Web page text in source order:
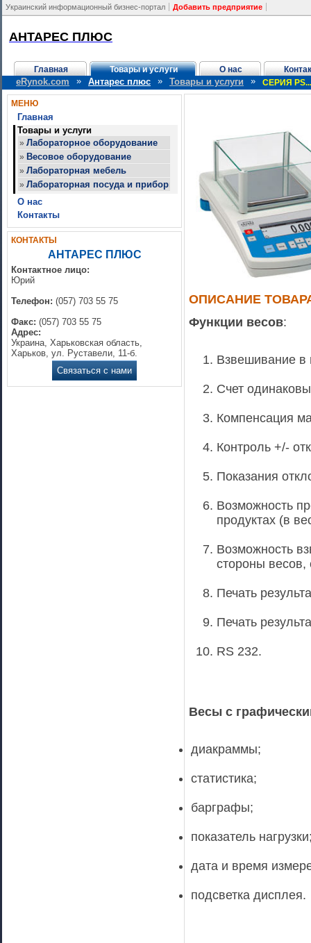
Украинский информационный бизнес-портал Добавить предприятие
АНТАРЕС ПЛЮС
Главная Товары и услуги О нас
eRynok.com » Антарес плюс » Товары и услуги » СЕРИЯ
МЕНЮ
Главная
Товары и услуги
» Лабораторное оборудование
» Весовое оборудование
» Лабораторная мебель
» Лабораторная посуда и приборы
О нас
Контакты
КОНТАКТЫ
АНТАРЕС ПЛЮС
Контактное лицо:
Юрий
Телефон: (057) 703 55 75
Факс: (057) 703 55 75
Адрес:
Украина, Харьковская область,
Харьков, ул. Руставели, 11-б.
Связаться с нами
ОПИСАНИЕ
Функции весов:
Взвешивание в
Счет
Компенсация
Контроль +/-
Показания
Возможность
продуктах (в
Возможность
стороны
Печать
Печать
RS 232.
Весы с
диакраммы;
статистика;
барграфы;
показатель
дата и время
подсветка дисплея.